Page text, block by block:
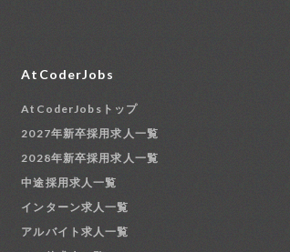
AtCoderJobs
AtCoderJobsトップ
2027年新卒採用求人一覧
2028年新卒採用求人一覧
中途採用求人一覧
インターン求人一覧
アルバイト求人一覧